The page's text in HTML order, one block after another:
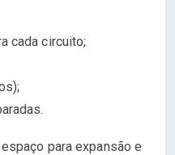
cada circuito;
para expansão e